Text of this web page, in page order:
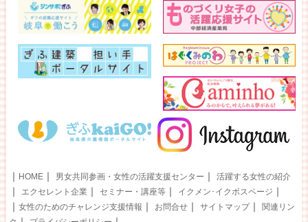
｜ HOME ｜ 男女共同参画・女性の活躍支援センター ｜ 活躍する女性の紹介
｜ エクセレント企業 ｜ セミナー・講座等 ｜ イクメン･イクボスページ ｜
｜女性のためのチャレンジ支援情報 ｜ お問合せ ｜ サイトマップ｜
関連リン